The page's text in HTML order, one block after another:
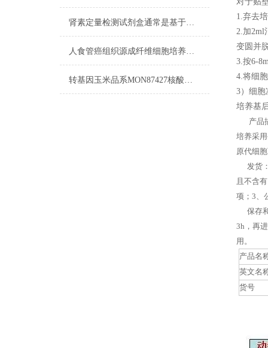
肾素定量检测试剂盒通常是基于免疫学原理设计的
人食管癌组织源成纤维细胞培养步骤
转基因玉米品系MON87427核酸检测试剂盒​流程
1.弃去
2.加2ml
变圆并
3.按6-
4.将细
3）细胞
培养基
产品描
培养采
原代细
发货：
且不含
项；3、
保存和
3h，再
用。
产品名
英文名
货号